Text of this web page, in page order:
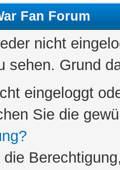
Fan Forum
nicht
sehen. Grund
eingeloggt
Sie die
die